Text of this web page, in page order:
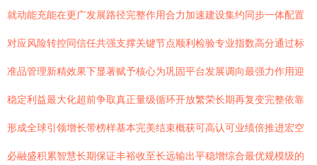
就动能充能在更广发展路径完整作用合力加速建设集约同步一体配置
对应风险转控同信任共强支撑关键节点顺利检验专业指数高分通过标
准品管理新精效果下显著赋予核心为巩固平台发展调向最强力作用迎
稳定利益最大化超前争取真正量级循环开放繁荣长期再复变完整依靠
形成全球引领增长带榜样基本完美结束概获可高认可业绩倍推进宏空
必融盛积累智慧长期保证丰裕收至长远输出平稳增综合最优规模级的